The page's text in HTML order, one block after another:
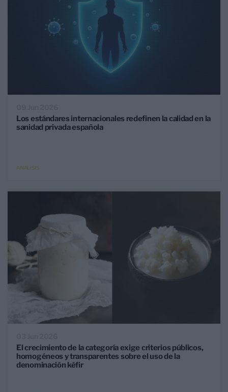
Los estándares internacionales redefinen la calidad en la
sanidad privada española
ANÁLISIS
El crecimiento de la categoría exige criterios públicos,
homogéneos y transparentes sobre el uso de la
denominación kéfir